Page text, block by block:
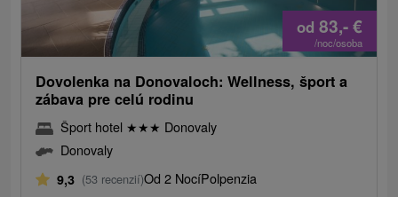
od 83,-€
/noc/osoba
Dovolenka na Donovaloch: Wellness, šport a
zábava pre celú rodinu
Šport hotel ★★★ Donovaly
Donovaly
9,3 (53 recenzií)Od 2 NocíPolpenzia